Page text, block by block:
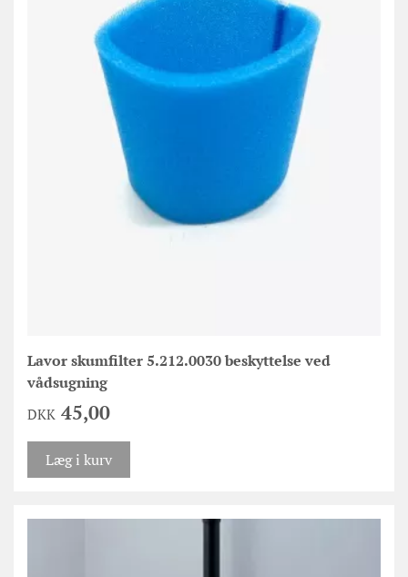
Lavor skumfilter 5.212.0030 beskyttelse ved
vådsugning
DKK 45,00
Læg i kurv